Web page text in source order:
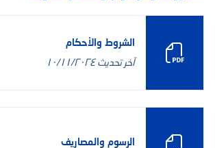
الشروط والأحكام
آخر تحديث ١٠/١١/٢٠٢٤
الرسوم والمصاريف